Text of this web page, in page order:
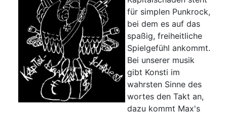
für simplen Punkrock,
bei dem es auf das
spaßig, freiheitliche
Spielgefühl ankommt.
Bei unserer musik
gibt Konsti im
wahrsten Sinne des
wortes den Takt an,
dazu kommt Max's